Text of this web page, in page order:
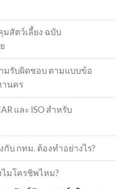
สัตว์เลี้ยง ฉบับ
มรับผิดชอบ ตามแบบข้อ
นคร
และ ISO สำหรับ
กับ กทม. ต้องทำอย่างไร?
ไมโครชิพไหม?